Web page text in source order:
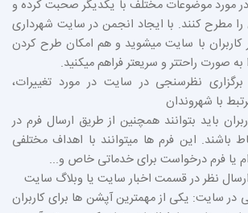
در مورد موضوعات مختلف با یکدیگر صحبت کرده و
مطرح کنند. با ایجاد انجمن در سایت شهرداری
کاربران با سایت میشوید و هم امکان طرح کردن
صورت راحتتر و سریعتر فراهم میکنید.
نظرسنجی در سایت در مورد تغییرات،
با شهروندان
باید بتوانند همچنین از طریق ارسال فرم در
باشند. این فرم ها میتوانند با اهداف مختلفی
یا فرم درخواست برای خدماتی خاص و...
نظر در قسمت اخبار سایت یا وبلاگ سایت
سایت: یکی از مهمترین آپشن ها برای کاربران